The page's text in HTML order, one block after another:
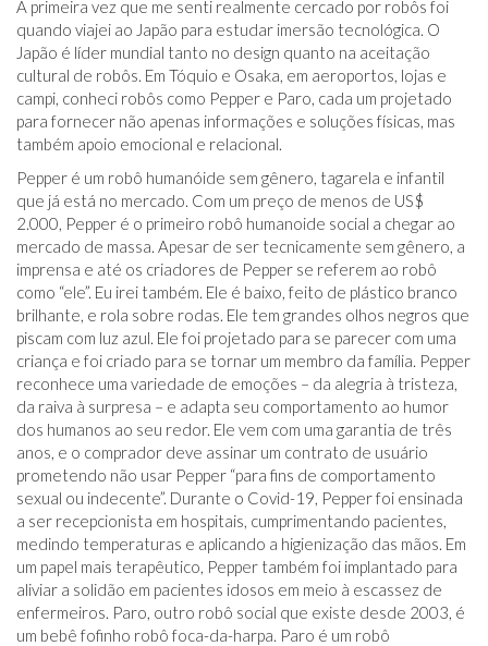
A primeira vez que me senti realmente cercado por robôs foi
quando viajei ao Japão para estudar imersão tecnológica. O
Japão é líder mundial tanto no design quanto na aceitação
cultural de robôs. Em Tóquio e Osaka, em aeroportos, lojas e
campi, conheci robôs como Pepper e Paro, cada um projetado
para fornecer não apenas informações e soluções físicas, mas
também apoio emocional e relacional.
Pepper é um robô humanóide sem gênero, tagarela e infantil
que já está no mercado. Com um preço de menos de US$
2.000, Pepper é o primeiro robô humanoide social a chegar ao
mercado de massa. Apesar de ser tecnicamente sem gênero, a
imprensa e até os criadores de Pepper se referem ao robô
como “ele”. Eu irei também. Ele é baixo, feito de plástico branco
brilhante, e rola sobre rodas. Ele tem grandes olhos negros que
piscam com luz azul. Ele foi projetado para se parecer com uma
criança e foi criado para se tornar um membro da família. Pepper
reconhece uma variedade de emoções – da alegria à tristeza,
da raiva à surpresa – e adapta seu comportamento ao humor
dos humanos ao seu redor. Ele vem com uma garantia de três
anos, e o comprador deve assinar um contrato de usuário
prometendo não usar Pepper “para fins de comportamento
sexual ou indecente”. Durante o Covid-19, Pepper foi ensinada
a ser recepcionista em hospitais, cumprimentando pacientes,
medindo temperaturas e aplicando a higienização das mãos. Em
um papel mais terapêutico, Pepper também foi implantado para
aliviar a solidão em pacientes idosos em meio à escassez de
enfermeiros. Paro, outro robô social que existe desde 2003, é
um bebê fofinho robô foca-da-harpa. Paro é um robô